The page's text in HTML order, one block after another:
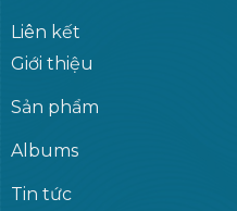
Liên kết
Giới thiệu
Sản phẩm
Albums
Tin tức